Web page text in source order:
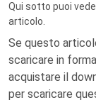
Qui sotto puoi
articolo.
Se questo
scaricare in
acquistare il
per scaricare